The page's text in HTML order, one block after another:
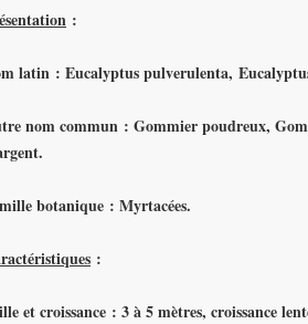
:
latin : Eucalyptus pulverulenta,
nom commun : Gommier poudreux,
botanique : Myrtacées.
:
et croissance : 3 à 5 mètres, croissance